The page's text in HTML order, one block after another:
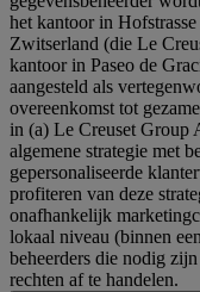
het kantoor in
Zwitserland (die Le
kantoor in Paseo de
aangesteld als
overeenkomst tot
in (a) Le Creuset Group
algemene strategie met
gepersonaliseerde
profiteren van deze
onafhankelijk
lokaal niveau (binnen
beheerders die nodig
rechten af te handelen.